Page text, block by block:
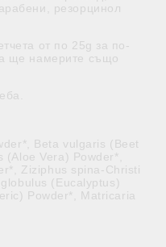
резорцинол
от по 25g за по-
ще намерите също
Beta vulgaris (Beet
Vera) Powder*,
Ziziphus spina-Christi
(Eucalyptus)
Powder*, Matricaria